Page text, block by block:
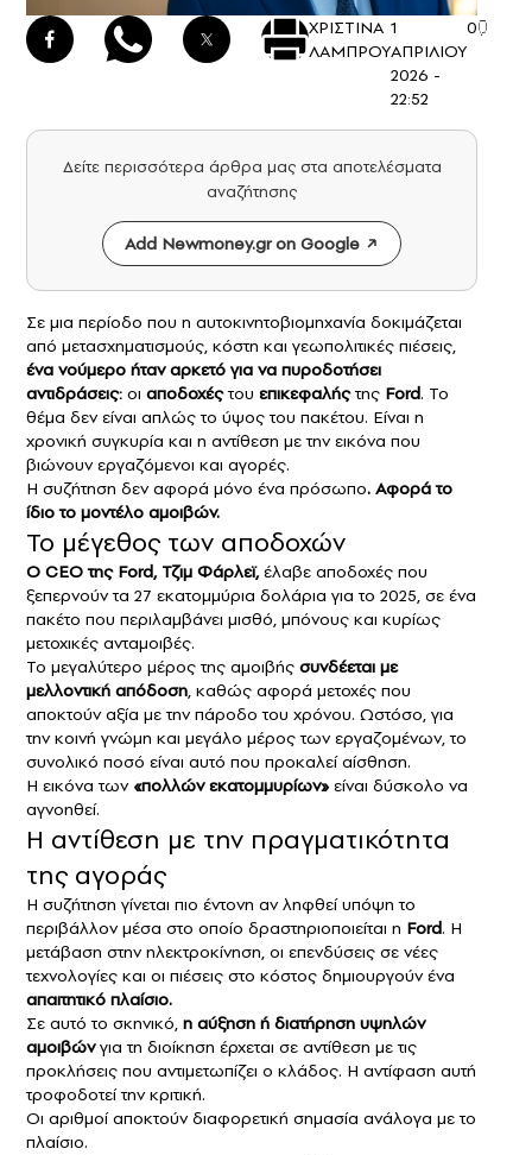
ΧΡΙΣΤΙΝΑ
ΛΑΜΠΡΟΥ
1
ΑΠΡΙΛΙΟΥ
2026 -
22:52
0
Δείτε περισσότερα άρθρα μας στα αποτελέσματα
αναζήτησης
Add Newmoney.gr on Google
Σε μια περίοδο που η αυτοκινητοβιομηχανία δοκιμάζεται
από μετασχηματισμούς, κόστη και γεωπολιτικές πιέσεις,
ένα νούμερο ήταν αρκετό για να πυροδοτήσει
αντιδράσεις: οι αποδοχέςτου επικεφαλήςτης Ford. Το
θέμα δεν είναι απλώς το ύψος του πακέτου. Είναι η
χρονική συγκυρία και η αντίθεση με την εικόνα που
βιώνουν εργαζόμενοι και αγορές.
Η συζήτηση δεν αφορά μόνο ένα πρόσωπο. Αφορά το
ίδιο το μοντέλο αμοιβών.
Το μέγεθος των αποδοχών
Ο CEO της Ford, Τζιμ Φάρλεϊ,έλαβε αποδοχές που
ξεπερνούν τα 27 εκατομμύρια δολάρια για το 2025, σε ένα
πακέτο που περιλαμβάνει μισθό, μπόνους και κυρίως
μετοχικές ανταμοιβές.
Το μεγαλύτερο μέρος της αμοιβής συνδέεται με
μελλοντική απόδοση, καθώς αφορά μετοχές που
αποκτούν αξία με την πάροδο του χρόνου. Ωστόσο, για
την κοινή γνώμη και μεγάλο μέρος των εργαζομένων, το
συνολικό ποσό είναι αυτό που προκαλεί αίσθηση.
Η εικόνα των «πολλών εκατομμυρίων» είναι δύσκολο να
αγνοηθεί.
Η αντίθεση με την πραγματικότητα
της αγοράς
Η συζήτηση γίνεται πιο έντονη αν ληφθεί υπόψη το
περιβάλλον μέσα στο οποίο δραστηριοποιείται η Ford. Η
μετάβαση στην ηλεκτροκίνηση, οι επενδύσεις σε νέες
τεχνολογίες και οι πιέσεις στο κόστος δημιουργούν ένα
απαιτητικό πλαίσιο.
Σε αυτό το σκηνικό, η αύξηση ή διατήρηση υψηλών
αμοιβώνγια τη διοίκηση έρχεται σε αντίθεση με τις
προκλήσεις που αντιμετωπίζει ο κλάδος. Η αντίφαση αυτή
τροφοδοτεί την κριτική.
Οι αριθμοί αποκτούν διαφορετική σημασία ανάλογα με το
πλαίσιο.